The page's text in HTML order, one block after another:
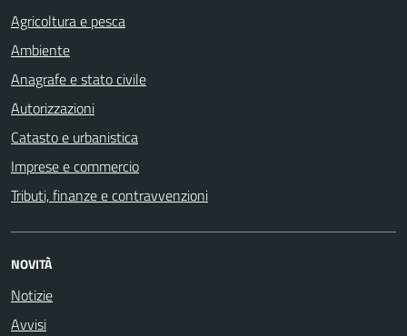
Agricoltura e pesca
Ambiente
Anagrafe e stato civile
Autorizzazioni
Catasto e urbanistica
Imprese e commercio
Tributi, finanze e contravvenzioni
NOVITÀ
Notizie
Avvisi